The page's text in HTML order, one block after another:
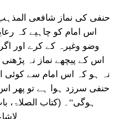
اس امام کو چاہیے کہ
وضو وغیرہ کے کرے اور
اس کے پیچھے نماز نہ پڑھنی
نہ ہو کہ اس امام سے کوئی
حنفی سرزد ہوا ہے تو پھر
ہوگی‘‘۔ (کتاب الصلاۃ،